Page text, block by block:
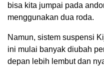
bisa kita jumpai pada
menggunakan dua roda.
Namun, sistem suspensi
ini mulai banyak diubah
depan lebih lembut dan